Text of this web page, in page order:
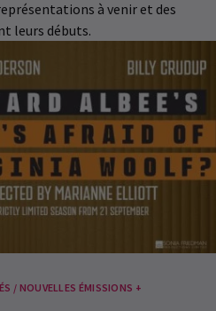
à venir et des
leurs débuts.
/ NOUVELLES ÉMISSIONS +